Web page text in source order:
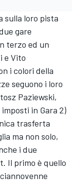
sulla loro pista
gare
terzo ed un
e Vito
i colori della
seguono i loro
Paziewski,
in Gara 2)
trasferta
ma non solo,
i due
Il primo è quello